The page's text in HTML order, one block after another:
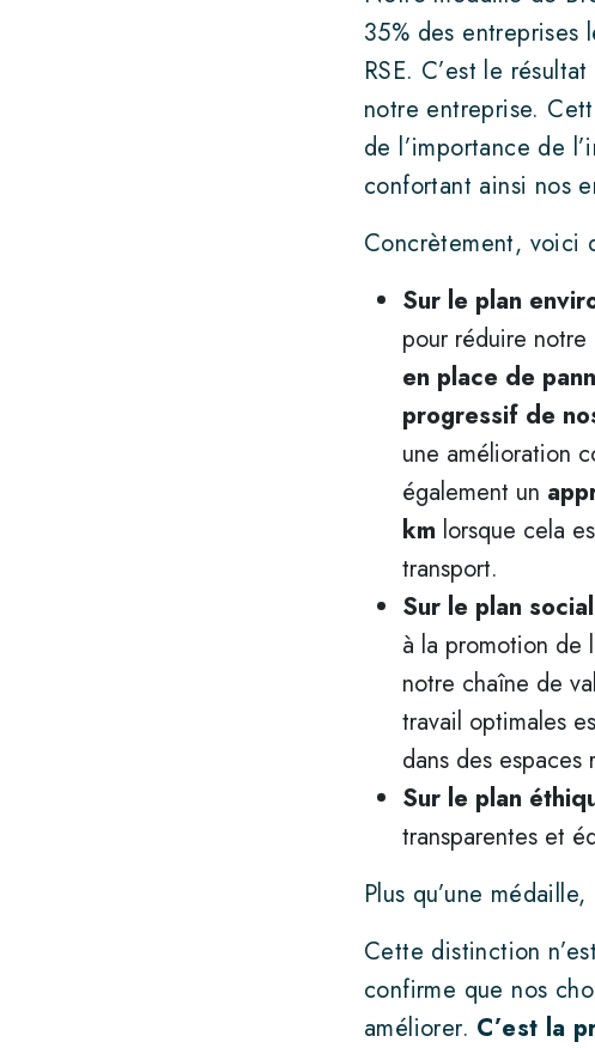
35% des entreprises
RSE. C’est le
notre entreprise.
de l’importance de
confortant ainsi nos
Concrètement, voici
Sur le plan
pour réduire
en place de
progressif de
une amélioration
également un
km lorsque cela
transport.
Sur le plan
à la promotion de
notre chaîne de
travail optimales
dans des espaces
Sur le plan
transparentes et
Plus qu’une
Cette distinction
confirme que nos
améliorer. C’est la